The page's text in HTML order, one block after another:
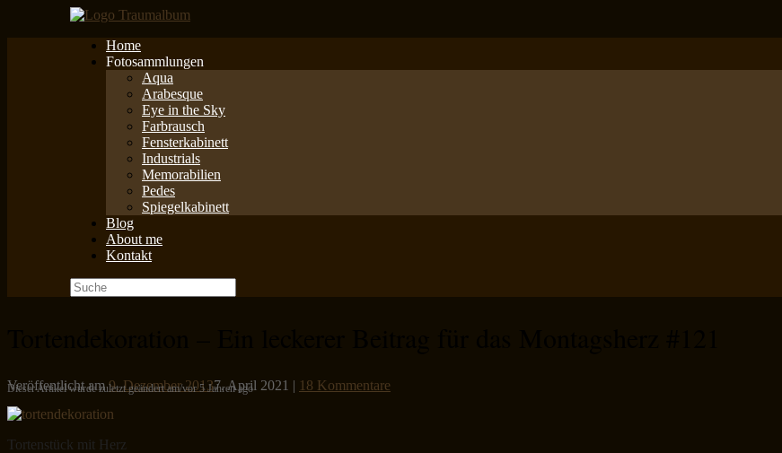
Home
Fotosammlungen
Aqua
Arabesque
Eye in the Sky
Farbrausch
Fensterkabinett
Industrials
Memorabilien
Pedes
Spiegelkabinett
Blog
About me
Kontakt
Suche
nach:
Veröffentlicht am9. Dezember 20137. April 2021 | 18 Kommentare
Dieser Artikel wurde zuletzt geändert am/vor 5 Jahren ago
Tortenstück mit Herz